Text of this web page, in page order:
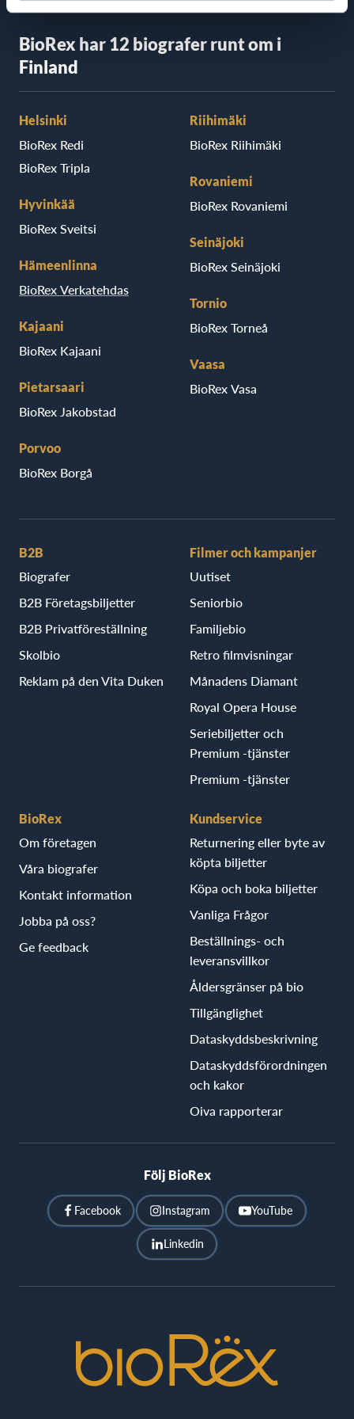
BioRex har 12 biografer runt om i
Finland
Helsinki
BioRex Redi
BioRex Tripla
Hyvinkää
BioRex Sveitsi
Hämeenlinna
BioRex Verkatehdas
Kajaani
BioRex Kajaani
Pietarsaari
BioRex Jakobstad
Porvoo
BioRex Borgå
Riihimäki
BioRex Riihimäki
Rovaniemi
BioRex Rovaniemi
Seinäjoki
BioRex Seinäjoki
Tornio
BioRex Torneå
Vaasa
BioRex Vasa
B2B
Biografer
B2B Företagsbiljetter
B2B Privatföreställning
Skolbio
Reklam på den Vita Duken
Filmer och kampanjer
Uutiset
Seniorbio
Familjebio
Retro filmvisningar
Månadens Diamant
Royal Opera House
Seriebiljetter och
Premium -tjänster
Premium -tjänster
BioRex
Om företagen
Våra biografer
Kontakt information
Jobba på oss?
Ge feedback
Kundservice
Returnering eller byte av
köpta biljetter
Köpa och boka biljetter
Vanliga Frågor
Beställnings- och
leveransvillkor
Åldersgränser på bio
Tillgänglighet
Dataskyddsbeskrivning
Dataskyddsförordningen
och kakor
Oiva rapporterar
Följ BioRex
Facebook Instagram YouTube
Linkedin
Cinemas